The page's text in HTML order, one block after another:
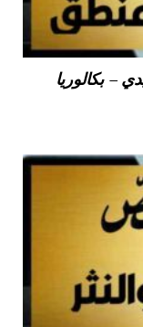
– بكالوريا